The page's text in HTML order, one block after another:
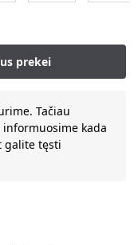
Tačiau
kada
galite tęsti